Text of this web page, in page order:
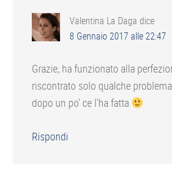
lettore
Valentina La Daga dice
8 Gennaio 2017 alle 22:47
Grazie, ha funzionato alla
riscontrato solo qualche
dopo un po’ ce l’ha fatta
Rispondi